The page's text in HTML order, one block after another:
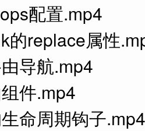
配置.mp4
的replace属性
导航.mp4
件.mp4
命周期钩子.mp4